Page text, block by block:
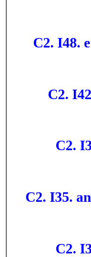
C2. I48.
C2.
C2.
C2. I35.
C2.